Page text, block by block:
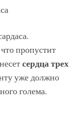
пропустит
сердца трех
уже должно
голема.